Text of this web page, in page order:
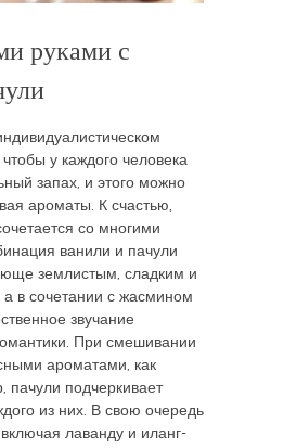
руками с
у каждого человека
запах, и этого можно
ароматы. К счастью,
со многими
ванили и пачули
землистым, сладким и
в сочетании с жасмином
звучание
При смешивании
ароматами, как
пачули подчеркивает
из них. В свою очередь
лаванду и иланг-